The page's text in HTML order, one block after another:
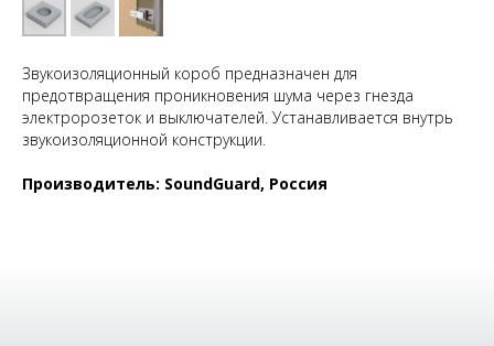
Звукоизоляционный короб предназначен для
предотвращения проникновения шума через гнезда
электророзеток и выключателей. Устанавливается внутрь
звукоизоляционной конструкции.
Производитель: SoundGuard, Россия